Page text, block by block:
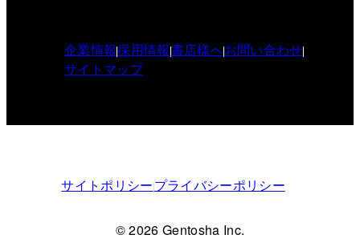
企業情報採用情報書店様へお問い合わせ
サイトマップ
サイトポリシープライバシーポリシー
© 2026 Gentosha Inc.